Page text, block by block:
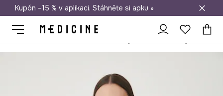
Doprava zdarma při nákupu nad 1 200 Kč
Kupón –15 % v aplikaci. Stáhněte si apku »